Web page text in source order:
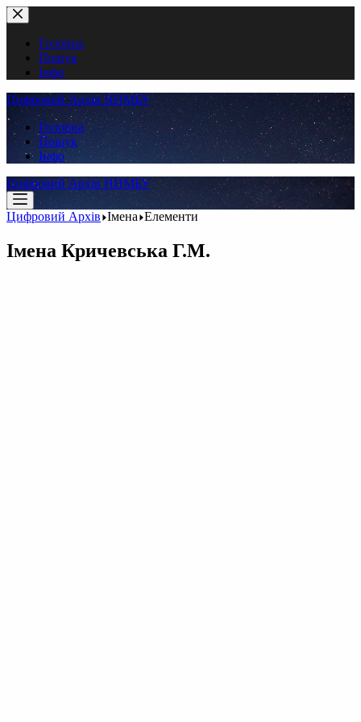
Перейти
до
вмістуГоловна
Пошук
Інфо
Цифровий Архів ННМБУ
Головна
Пошук
Інфо
Цифровий Архів ННМБУ
Цифровий Архів Імена Елементи
Імена Кричевська Г.М.